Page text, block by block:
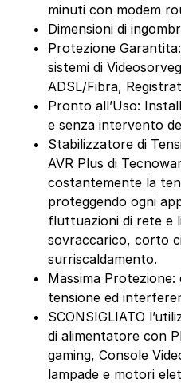
minuti con modem
Dimensioni di
Protezione
sistemi di
ADSL/Fibra,
Pronto all’Uso:
e senza intervento
Stabilizzatore di
AVR Plus di
costantemente la
proteggendo ogni
fluttuazioni di rete e
sovraccarico, corto
surriscaldamento.
Massima
tensione ed
SCONSIGLIATO
di alimentatore con
gaming, Console
lampade e motori